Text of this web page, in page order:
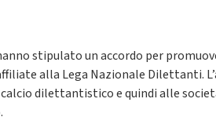
stipulato un accordo per
alla Lega Nazionale Dilettanti.
dilettantistico e quindi alle